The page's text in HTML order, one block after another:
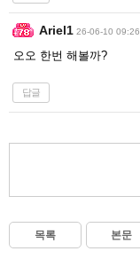
Ariel1 26-06-10 09:26
오오 한번 해볼까?
답글
목록 본문